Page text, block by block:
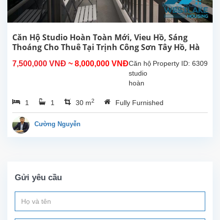
thất...
Căn Hộ Studio Hoàn Toàn Mới, Vieu Hồ, Sáng
Thoáng Cho Thuê Tại Trịnh Công Sơn Tây Hồ, Hà
7,500,000 VNĐ ~ 8,000,000 VNĐ Property ID: 6309
Căn hộ
studio
hoàn
mới tại
Trịnh
hoạt
nội thất
1 1 30 m2 Fully Furnished
Cường Nguyễn
Gửi yêu cầu